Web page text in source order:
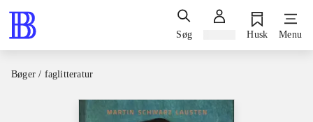
Søg Husk Menu
Bøger / faglitteratur